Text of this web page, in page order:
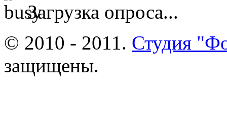
Загрузка опроса...
© 2010 - 2011. Студия
защищены.